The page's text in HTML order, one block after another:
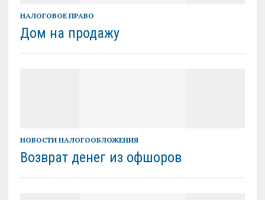
НАЛОГОВОЕ ПРАВО
Дом на продажу
НОВОСТИ НАЛОГООБЛОЖЕНИЯ
Возврат денег из офшоров